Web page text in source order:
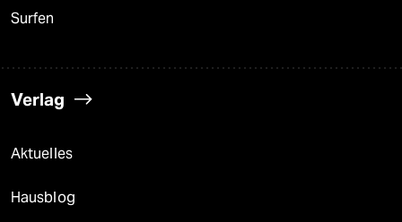
Surfen
Verlag
Aktuelles
Hausblog